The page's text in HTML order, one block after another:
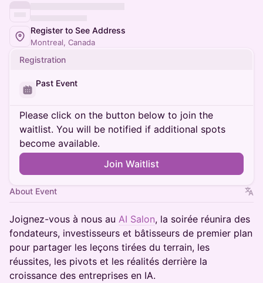
Register to See Address
Montreal, Canada
Registration
Past Event
Please click on the button below to join the
waitlist. You will be notified if additional spots
become available.
Join Waitlist
About Event
Joignez-vous à nous au AI Salon, la soirée réunira des
fondateurs, investisseurs et bâtisseurs de premier plan
pour partager les leçons tirées du terrain, les
réussites, les pivots et les réalités derrière la
croissance des entreprises en IA.